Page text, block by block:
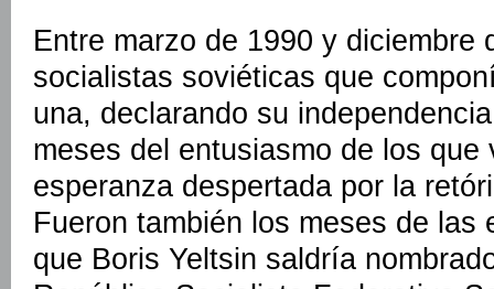
Entre marzo de 1990 y diciembre
socialistas soviéticas que
una, declarando su
meses del entusiasmo de los
esperanza despertada por la
Fueron también los meses de las
que Boris Yeltsin saldría